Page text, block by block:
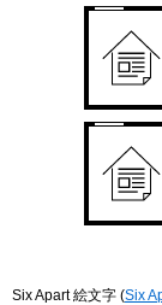
Six Apart 絵文字 (Six